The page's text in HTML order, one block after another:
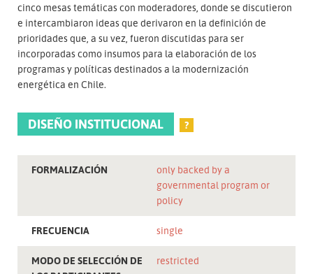
cinco mesas temáticas con moderadores, donde se discutieron
e intercambiaron ideas que derivaron en la definición de
prioridades que, a su vez, fueron discutidas para ser
incorporadas como insumos para la elaboración de los
programas y políticas destinados a la modernización
energética en Chile.
DISEÑO INSTITUCIONAL ?
FORMALIZACIÓN
only backed by a
governmental program or
policy
FRECUENCIA single
MODO DE SELECCIÓN DE
restricted